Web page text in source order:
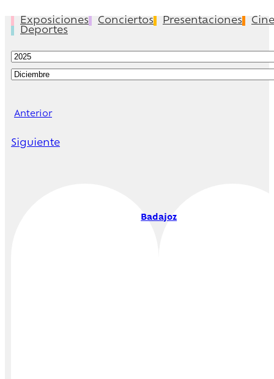
Exposiciones Conciertos Presentaciones
Cine
Deportes
Anterior
Siguiente
Badajoz